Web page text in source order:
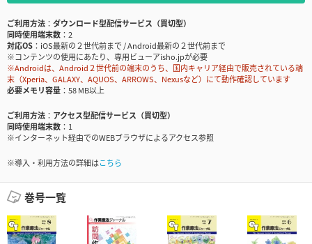
ご利用方法
ダウンロード型配信サービス（買切型）
同時使用端末数
2
対応OS
iOS最新の２世代前まで / Android最新の２世代前まで
※コンテンツの使用にあたり、専用ビューアisho.jpが必要
※Androidは、Android２世代前の端末のうち、国内キャリア経由で販売されている端
末（Xperia、GALAXY、AQUOS、ARROWS、Nexusなど）にて動作確認しています
必要メモリ容量
58 MB以上
ご利用方法
アクセス型配信サービス（買切型）
同時使用端末数
1
※インターネット経由でのWEBブラウザによるアクセス参照
※導入・利用方法の詳細はこちら
巻号一覧